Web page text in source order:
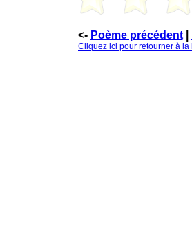
<- Poème précédent|
Cliquez ici pour retourner à